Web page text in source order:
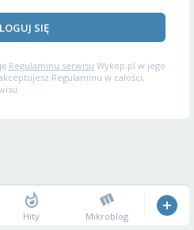
SIĘ
Regulaminu serwisu Wykop.pl w jego
Regulaminu w całości,
Hity Mikroblog